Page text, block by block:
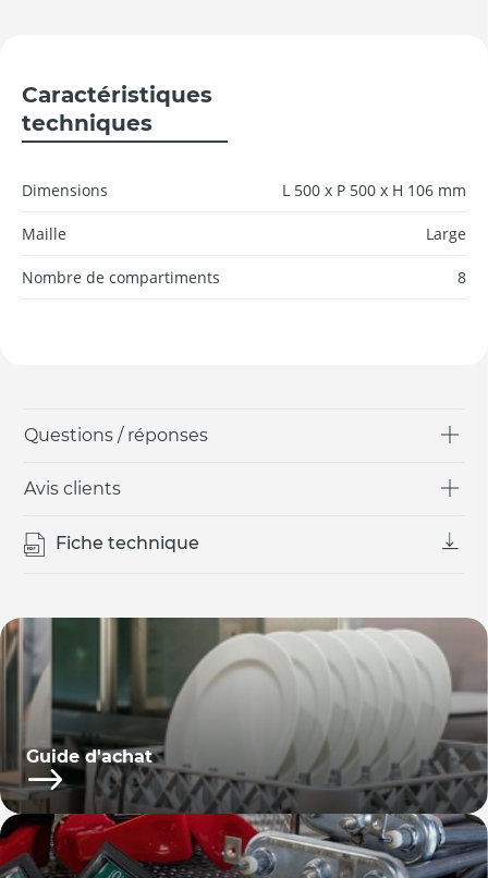
Questions / réponses
Avis clients
Fiche technique
Guide d'achat
Caractéristiques
techniques
Dimensions L 500 x P 500 x H 106 mm
Maille Large
Nombre de compartiments 8